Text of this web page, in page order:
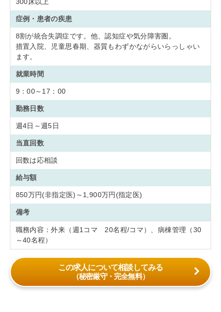
症例・患者の疾患
8割が統合失調症です。他、認知症や気分障害圏。
措置入院、児童思春期、器質もわずかながらいらっしゃい
ます。
就業時間
9：00～17：00
勤務日数
週4日～週5日
当直回数
回数は応相談
給与額
850万円(非指定医)～1,900万円(指定医)
備考
職務内容：外来（週1コマ 20名程/コマ）、病棟管理（30
～40名程）
この求人について相談してみる
（秘密厳守・完全無料）